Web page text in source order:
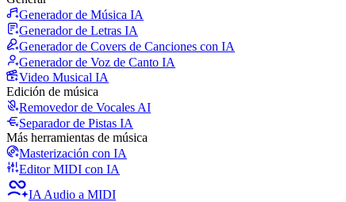
Generador de Música IA
Generador de Letras IA
Generador de Covers de Canciones con IA
Generador de Voz de Canto IA
Video Musical IA
Edición de música
Removedor de Vocales AI
Separador de Pistas IA
Más herramientas de música
Masterización con IA
Editor MIDI con IA
IA Audio a MIDI